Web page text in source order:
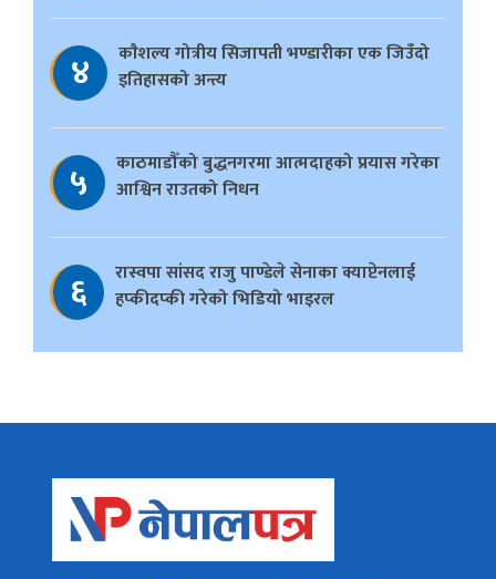
४
काैशल्य गोत्रीय सिजापती भण्डारीका एक जिउँदो
इतिहासको अन्त्य
५
काठमाडौँको बुद्धनगरमा आत्मदाहको प्रयास गरेका
आश्विन राउतको निधन
६
रास्वपा सांसद राजु पाण्डेले सेनाका क्याप्टेनलाई
हप्कीदप्की गरेको भिडियो भाइरल